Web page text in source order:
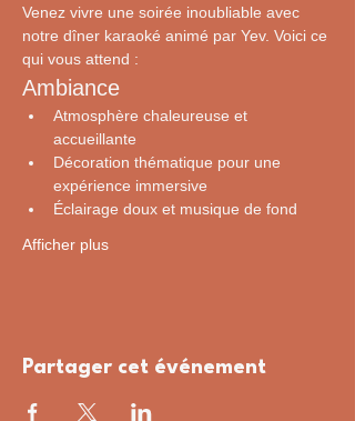
Venez vivre une soirée inoubliable avec
notre dîner karaoké animé par Yev. Voici ce
qui vous attend :
Ambiance
Atmosphère chaleureuse et
accueillante
Décoration thématique pour une
expérience immersive
Éclairage doux et musique de fond
Afficher plus
Partager cet événement